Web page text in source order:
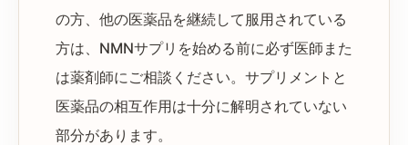
の方、他の医薬品を継続して服用されている
方は、NMNサプリを始める前に必ず医師また
は薬剤師にご相談ください。サプリメントと
医薬品の相互作用は十分に解明されていない
部分があります。